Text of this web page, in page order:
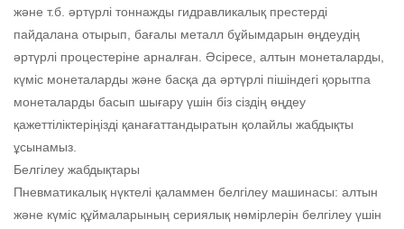
және т.б. әртүрлі тоннажды гидравликалық престерді
пайдалана отырып, бағалы металл бұйымдарын өңдеудің
әртүрлі процестеріне арналған. Әсіресе, алтын монеталарды,
күміс монеталарды және басқа да әртүрлі пішіндегі қорытпа
монеталарды басып шығару үшін біз сіздің өңдеу
қажеттіліктеріңізді қанағаттандыратын қолайлы жабдықты
ұсынамыз.
Белгілеу жабдықтары
Пневматикалық нүктелі қаламмен белгілеу машинасы: алтын
және күміс құймаларының сериялық нөмірлерін белгілеу үшін